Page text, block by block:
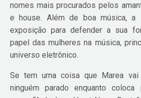
nomes mais procurados pelos
e house. Além de boa música, a
exposição para defender a sua
papel das mulheres na música,
universo eletrônico.
Se tem uma coisa que Marea
ninguém parado enquanto coloca